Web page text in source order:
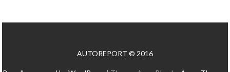
AUTOREPORT © 2016